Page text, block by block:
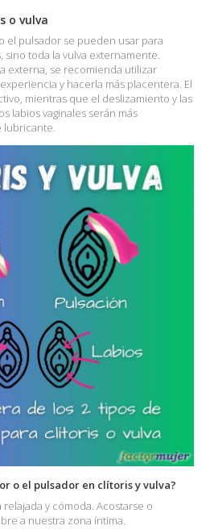
o vulva
el pulsador se pueden usar para
sino toda la vulva externamente.
externa, se recomienda utilizar
y hacerla más placentera. El
mientras que el deslizamiento y las
labios vaginales serán más
lubricante.
o el pulsador en clítoris y vulva?
y cómoda. Acostarse o
a nuestra zona íntima.